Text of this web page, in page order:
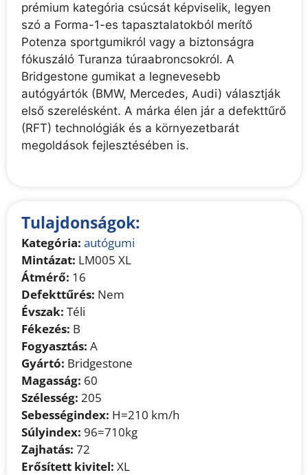
prémium kategória csúcsát képviselik, legyen
szó a Forma-1-es tapasztalatokból merítő
Potenza sportgumikról vagy a biztonságra
fókuszáló Turanza túraabroncsokról. A
Bridgestone gumikat a legnevesebb
autógyártók (BMW, Mercedes, Audi) választják
első szerelésként. A márka élen jár a defekttűrő
(RFT) technológiák és a környezetbarát
megoldások fejlesztésében is.
Tulajdonságok:
Kategória: autógumi
Mintázat: LM005 XL
Átmérő: 16
Defekttűrés: Nem
Évszak: Téli
Fékezés: B
Fogyasztás: A
Gyártó: Bridgestone
Magasság: 60
Szélesség: 205
Sebességindex: H=210 km/h
Súlyindex: 96=710kg
Zajhatás: 72
Erősített kivitel: XL